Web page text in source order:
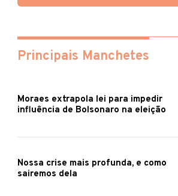
Principais Manchetes
Moraes extrapola lei para impedir
influência de Bolsonaro na eleição
Nossa crise mais profunda, e como
sairemos dela